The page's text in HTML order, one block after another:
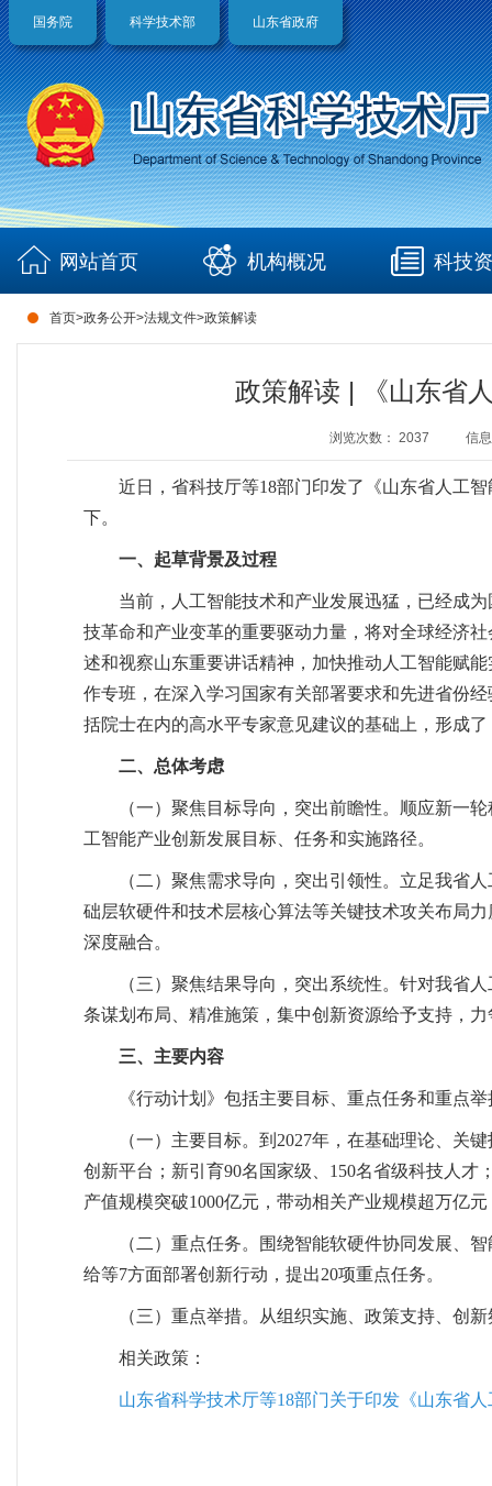
国务院 科学技术部 山东省政府
网站首页 机构概况 科技
首页>政务公开>法规文件>政策解读
政策解读 | 《山东省
浏览次数： 2037 信
近日，省科技厅等18部门印发了《山东省人工
下。
一、起草背景及过程
当前，人工智能技术和产业发展迅猛，已经成
技革命和产业变革的重要驱动力量，将对全球经济
述和视察山东重要讲话精神，加快推动人工智能赋
作专班，在深入学习国家有关部署要求和先进省份
括院士在内的高水平专家意见建议的基础上，形成
二、总体考虑
（一）聚焦目标导向，突出前瞻性。顺应新一
工智能产业创新发展目标、任务和实施路径。
（二）聚焦需求导向，突出引领性。立足我省
础层软硬件和技术层核心算法等关键技术攻关布局
深度融合。
（三）聚焦结果导向，突出系统性。针对我省
条谋划布局、精准施策，集中创新资源给予支持，
三、主要内容
《行动计划》包括主要目标、重点任务和重点
（一）主要目标。到2027年，在基础理论、关
创新平台；新引育90名国家级、150名省级科技人
产值规模突破1000亿元，带动相关产业规模超万亿
（二）重点任务。围绕智能软硬件协同发展、
给等7方面部署创新行动，提出20项重点任务。
（三）重点举措。从组织实施、政策支持、创
相关政策：
山东省科学技术厅等18部门关于印发《山东省